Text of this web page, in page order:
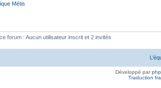
Métis
forum : Aucun utilisateur inscrit et 2 invités
Développé par
Traduction